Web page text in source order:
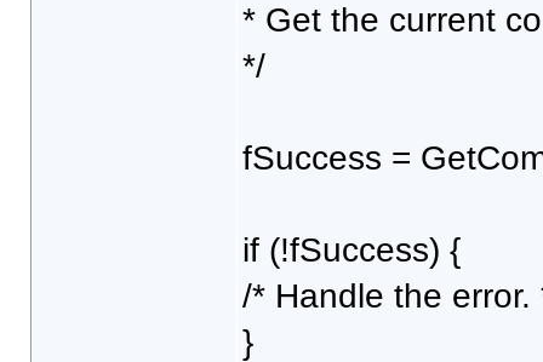
* Get the current
*/
fSuccess =
if (!fSuccess) {
/* Handle the error.
}